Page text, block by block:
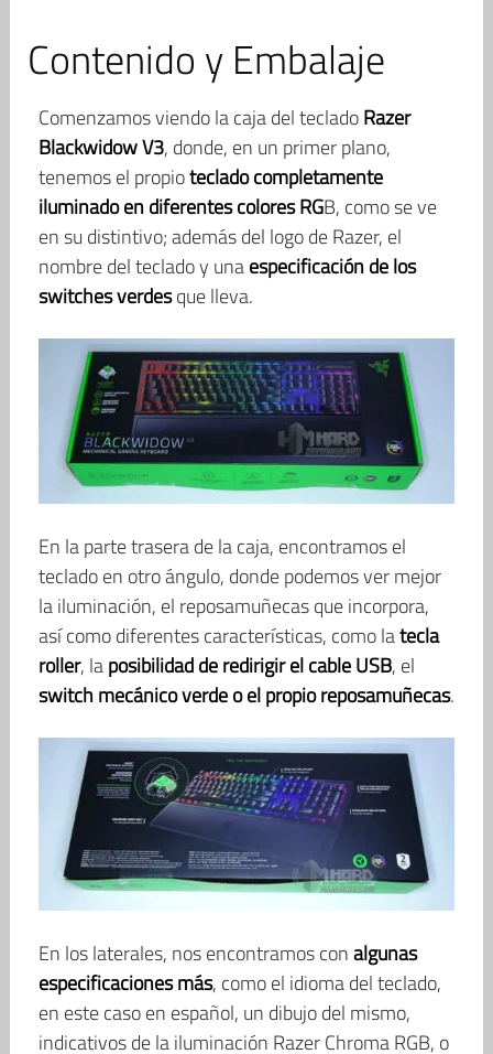
Contenido y Embalaje
Comenzamos viendo la caja del tecladoRazer
Blackwidow V3, donde, en un primer plano,
tenemos el propioteclado completamente
iluminado en diferentes colores RGB, como se ve
en su distintivo; además del logo de Razer, el
nombre del teclado y unaespecificación de los
switches verdesque lleva.
En la parte trasera de la caja, encontramos el
teclado en otro ángulo, donde podemos ver mejor
la iluminación, el reposamuñecas que incorpora,
así como diferentes características, como latecla
roller, laposibilidad de redirigir el cable USB, el
switch mecánico verde o el propio reposamuñecas.
En los laterales, nos encontramos conalgunas
especificaciones más, como el idioma del teclado,
en este caso en español, un dibujo del mismo,
indicativos de la iluminación Razer Chroma RGB, o